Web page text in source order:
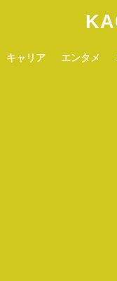
キャリア エンタメ